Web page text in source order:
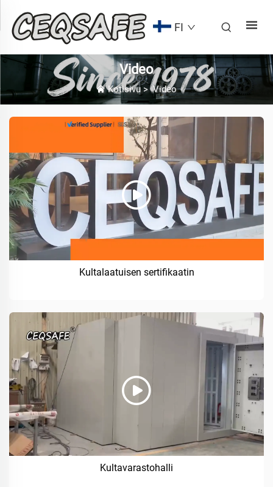
FI
Video
Kotisivu>Video
Kultalaatuisen sertifikaatin
Kultavarastohalli